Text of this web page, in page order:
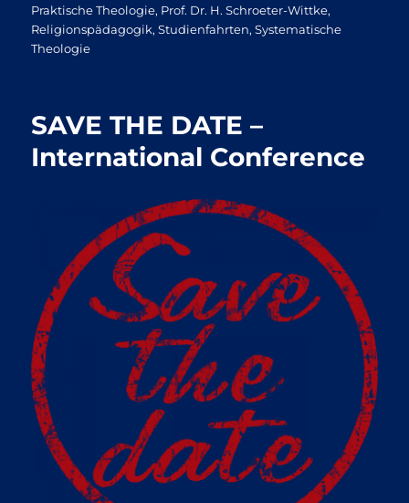
Praktische Theologie, Prof. Dr. H. Schroeter-Wittke,
Religionspädagogik,Studienfahrten,Systematische
Theologie
SAVE THE DATE –
International Conference